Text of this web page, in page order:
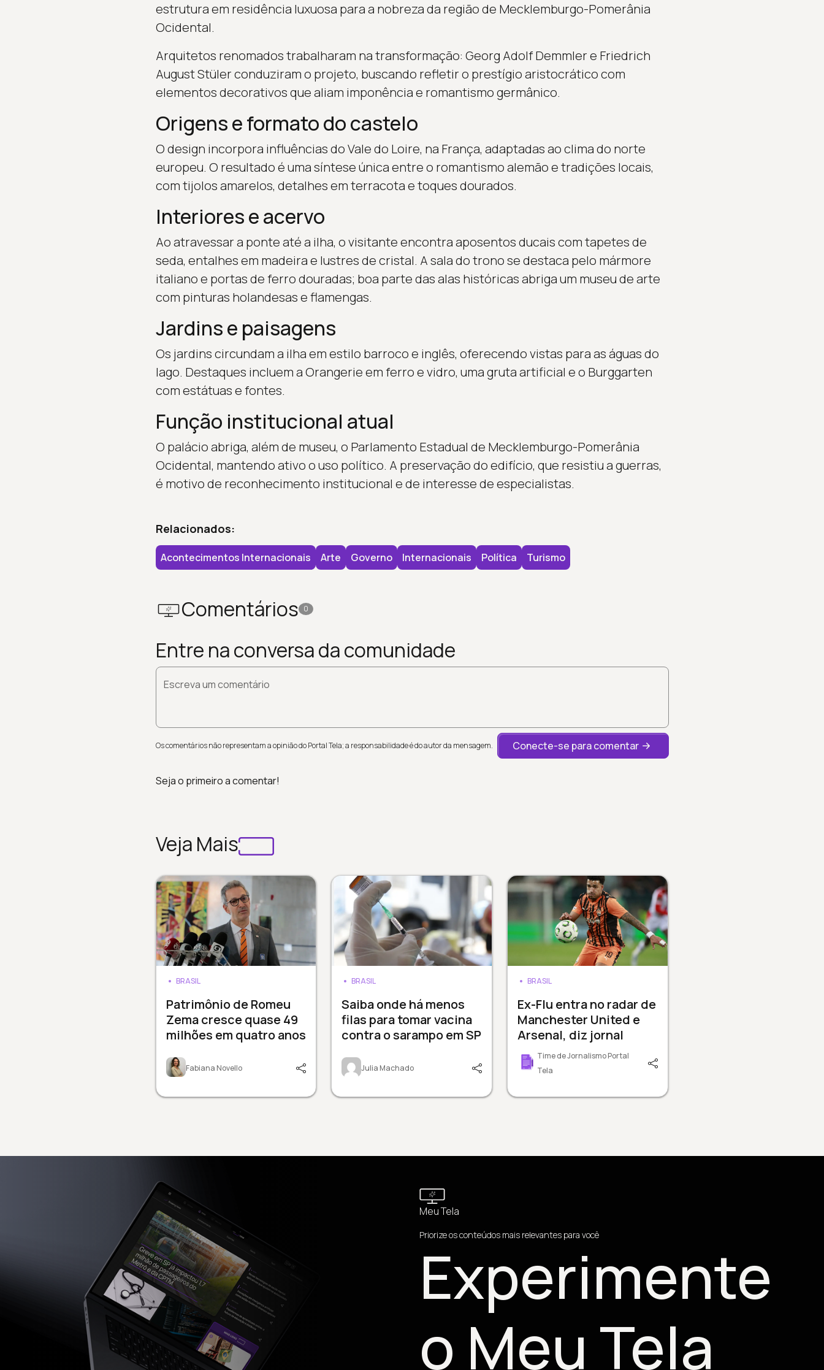
estrutura em residência luxuosa para a nobreza da região de Mecklemburgo-Pomerânia
Ocidental.
Arquitetos renomados trabalharam na transformação: Georg Adolf Demmler e Friedrich
August Stüler conduziram o projeto, buscando refletir o prestígio aristocrático com
elementos decorativos que aliam imponência e romantismo germânico.
Origens e formato do castelo
O design incorpora influências do Vale do Loire, na França, adaptadas ao clima do norte
europeu. O resultado é uma síntese única entre o romantismo alemão e tradições locais,
com tijolos amarelos, detalhes em terracota e toques dourados.
Interiores e acervo
Ao atravessar a ponte até a ilha, o visitante encontra aposentos ducais com tapetes de
seda, entalhes em madeira e lustres de cristal. A sala do trono se destaca pelo mármore
italiano e portas de ferro douradas; boa parte das alas históricas abriga um museu de arte
com pinturas holandesas e flamengas.
Jardins e paisagens
Os jardins circundam a ilha em estilo barroco e inglês, oferecendo vistas para as águas do
lago. Destaques incluem a Orangerie em ferro e vidro, uma gruta artificial e o Burggarten
com estátuas e fontes.
Função institucional atual
O palácio abriga, além de museu, o Parlamento Estadual de Mecklemburgo-Pomerânia
Ocidental, mantendo ativo o uso político. A preservação do edifício, que resistiu a guerras,
é motivo de reconhecimento institucional e de interesse de especialistas.
Relacionados:
Acontecimentos Internacionais Arte Governo Internacionais Política Turismo
Comentários 0
Entre na conversa da comunidade
Escreva um comentário
Os comentários não representam a opinião do Portal Tela; a responsabilidade é do autor da mensagem. Conecte-se para comentar
Seja o primeiro a comentar!
Veja Mais
BRASIL
Patrimônio de Romeu
Zema cresce quase 49
milhões em quatro anos
Fabiana Novello
BRASIL
Saiba onde há menos
filas para tomar vacina
contra o sarampo em SP
Julia Machado
BRASIL
Ex-Flu entra no radar de
Manchester United e
Arsenal, diz jornal
Time de Jornalismo Portal
Tela
Meu Tela
Priorize os conteúdos mais relevantes para você
Experimente
o Meu Tela